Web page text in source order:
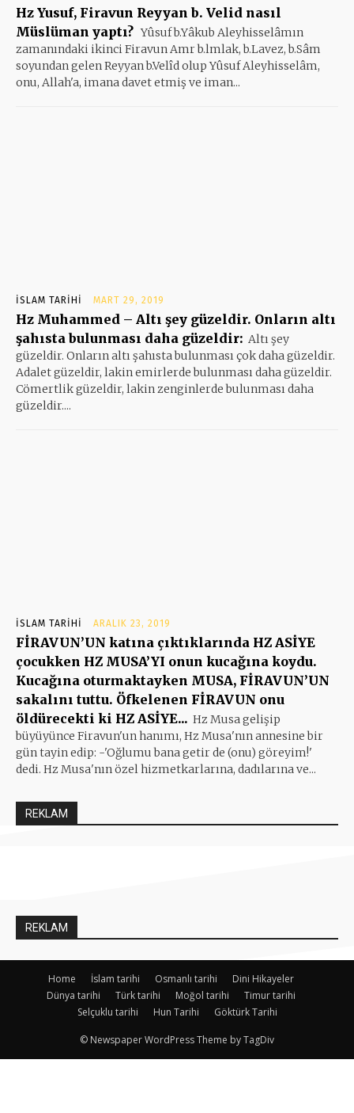
Hz Yusuf, Firavun Reyyan b. Velid nasıl
Müslüman yaptı? Yûsuf b.Yâkub Aleyhisselâmın
zamanındaki ikinci Firavun Amr b.lmlak, b.Lavez, b.Sâm
soyundan gelen Reyyan b.Velîd olup Yûsuf Aleyhisselâm,
onu, Allah'a, imana davet etmiş ve iman...
İSLAM TARIHI MART 29, 2019
Hz Muhammed – Altı şey güzeldir. Onların altı
şahısta bulunması daha güzeldir: Altı şey
güzeldir. Onların altı şahısta bulunması çok daha güzeldir.
Adalet güzeldir, lakin emirlerde bulunması daha güzeldir.
Cömertlik güzeldir, lakin zenginlerde bulunması daha
güzeldir....
İSLAM TARIHI ARALIK 23, 2019
FİRAVUN’UN katına çıktıklarında HZ ASİYE
çocukken HZ MUSA’YI onun kucağına koydu.
Kucağına oturmaktayken MUSA, FİRAVUN’UN
sakalını tuttu. Öfkelenen FİRAVUN onu
öldürecekti ki HZ ASİYE... Hz Musa gelişip
büyüyünce Firavun'un hanımı, Hz Musa'nın annesine bir
gün tayin edip: -'Oğlumu bana getir de (onu) göreyim!'
dedi. Hz Musa'nın özel hizmetkarlarına, dadılarına ve...
REKLAM
REKLAM
Home İslam tarihi Osmanlı tarihi
Dini Hikayeler
Dünya tarihi
Türk tarihi Moğol tarihi
Timur tarihi
Selçuklu tarihi
Hun Tarihi Göktürk Tarihi
© Newspaper WordPress Theme by TagDiv